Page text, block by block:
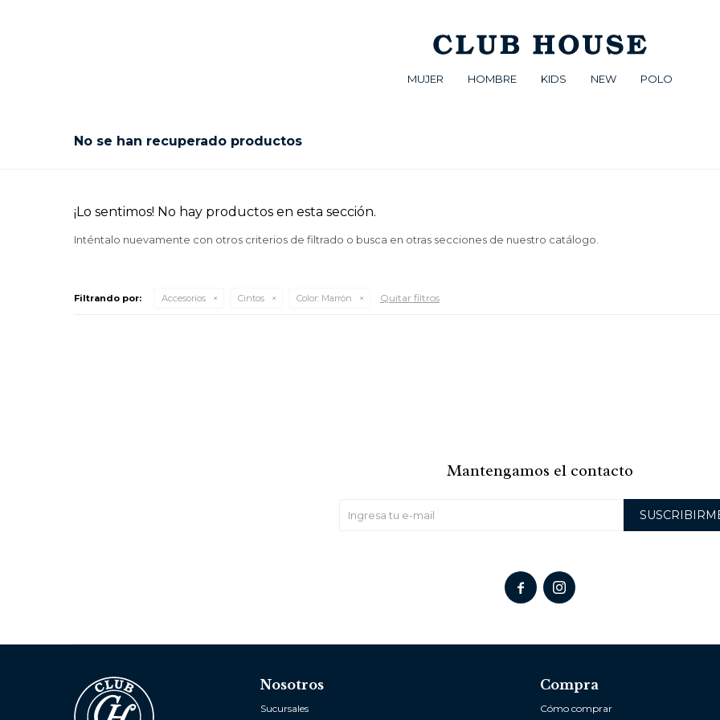
MUJER HOMBRE KIDS NEW POLO
No se han recuperado productos
¡Lo sentimos! No hay productos en esta sección.
Inténtalo nuevamente con otros criterios de filtrado o busca en otras secciones de nuestro catálogo.
Filtrando por: Accesorios Cintos Color: Marrón Quitar filtros
Nosotros
Sucursales
Compra
Cómo comprar
Mantengamos el contacto
 